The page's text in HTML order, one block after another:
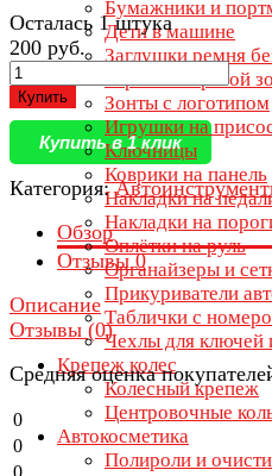
Бумажники и
Дети в машине
Заглушки ремня
Зеркала мертвой
Зонты с логотипом
Игрушки на
Ключницы
Коврики на панель
Накладки на
Накладки на
Оплётки на руль
Органайзеры и
Прикуриватели
Таблички с
Чехлы для ключей
Крепеж колес
Колесный крепеж
Центровочные
Автокосметика
Полироли и
Осталась 1 штука
200 руб.
Купить
Купить в 1 клик
Категория:
Обзор
Отзывы0
Описание
Отзывы (0)
Средняя оценка
0
0
0